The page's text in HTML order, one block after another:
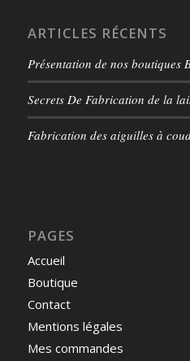
ARTICLES RÉCENTS
Présentation de nos boutiques
Secrets De Fabrication de la
Fabrication des aiguilles à
PAGES
Accueil
Boutique
Contact
Mentions légales
Mes commandes